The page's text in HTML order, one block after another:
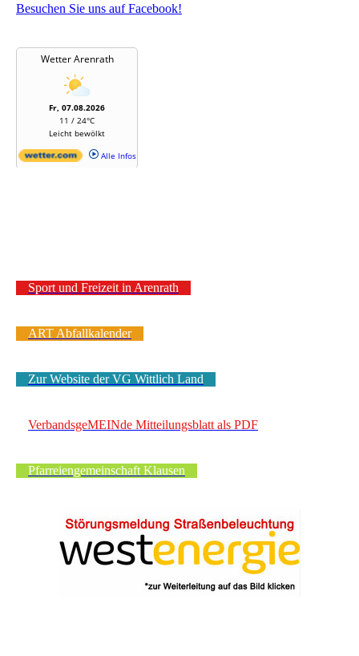
Besuchen Sie uns auf Facebook!
Sport und Freizeit in Arenrath
ART Abfallkalender
Zur Website der VG Wittlich Land
VerbandsgeMEINde Mitteilungsblatt als PDF
Pfarreiengemeinschaft Klausen